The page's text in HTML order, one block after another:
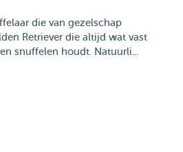
die van gezelschap
Retriever die altijd wat vast
snuffelen houdt. Natuurli...